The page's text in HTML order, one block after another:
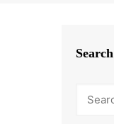
Search